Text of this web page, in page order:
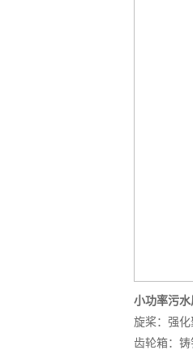
小功率污
旋桨：强
齿轮箱：